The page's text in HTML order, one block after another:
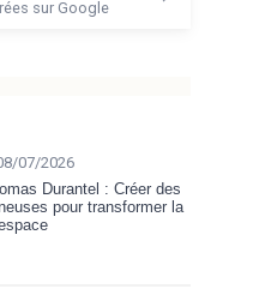
sur Google
07/2026
Durantel : Créer des
pour transformer la